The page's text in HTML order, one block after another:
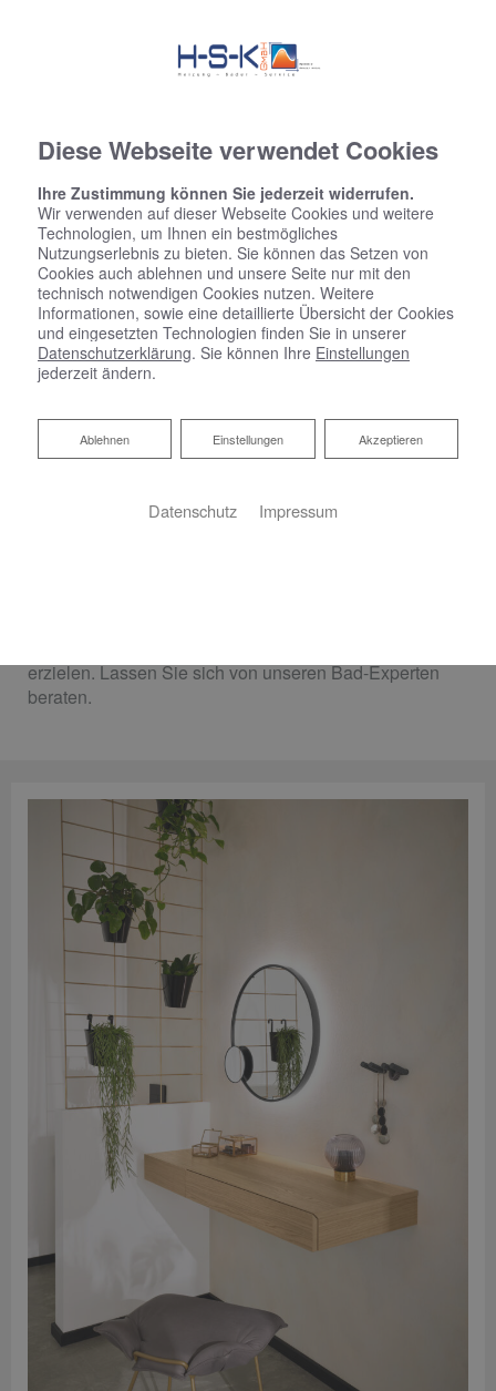
Fresh-up für Ihr Bad von H-S-K
Mit wenig Aufwand gezielt modernisieren.
erzielen. Lassen Sie sich von unseren Bad-Experten
beraten.
Diese Webseite verwendet Cookies
Ihre Zustimmung können Sie jederzeit widerrufen.
Wir verwenden auf dieser Webseite Cookies und weitere
Technologien, um Ihnen ein bestmögliches
Nutzungserlebnis zu bieten. Sie können das Setzen von
Cookies auch ablehnen und unsere Seite nur mit den
technisch notwendigen Cookies nutzen. Weitere
Informationen, sowie eine detaillierte Übersicht der Cookies
und eingesetzten Technologien finden Sie in unserer
Datenschutzerklärung. Sie können Ihre Einstellungen
jederzeit ändern.
Akzeptieren
Einstellungen
Ablehnen
Ablehnen
Datenschutz Impressum